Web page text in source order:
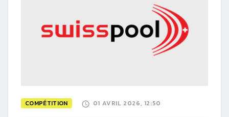
COMPÉTITION 01 AVRIL 2026, 12:50